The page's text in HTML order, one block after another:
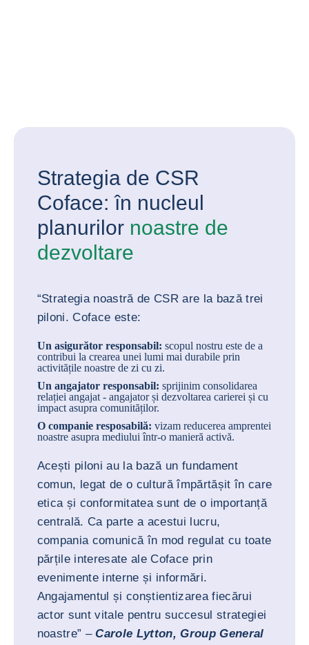
Strategia de CSR
Coface: în nucleul
planurilor noastre de
dezvoltare
“Strategia noastră de CSR are la bază trei
piloni. Coface este:
Un asigurător responsabil: scopul nostru este de a
contribui la crearea unei lumi mai durabile prin
activitățile noastre de zi cu zi.
Un angajator responsabil: sprijinim consolidarea
relației angajat - angajator și dezvoltarea carierei și cu
impact asupra comunităților.
O companie resposabilă: vizam reducerea amprentei
noastre asupra mediului într-o manieră activă.
Acești piloni au la bază un fundament
comun, legat de o cultură împărtășit în care
etica și conformitatea sunt de o importanță
centrală. Ca parte a acestui lucru,
compania comunică în mod regulat cu toate
părțile interesate ale Coface prin
evenimente interne și informări.
Angajamentul și conștientizarea fiecărui
actor sunt vitale pentru succesul strategiei
noastre” –Carole Lytton, Group General